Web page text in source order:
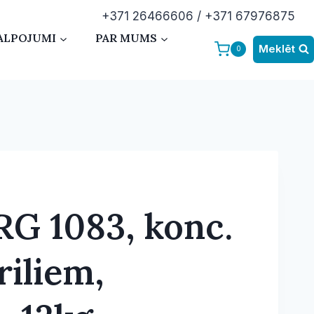
+371 26466606 / +371 67976875
PAR MUMS
0 Meklēt
1083, konc.